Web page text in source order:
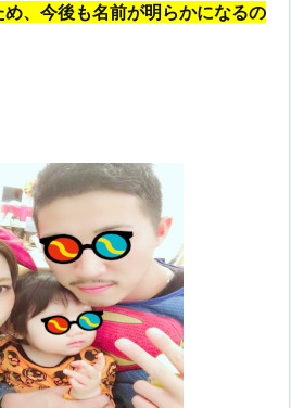
、今後も名前が明らかになるの